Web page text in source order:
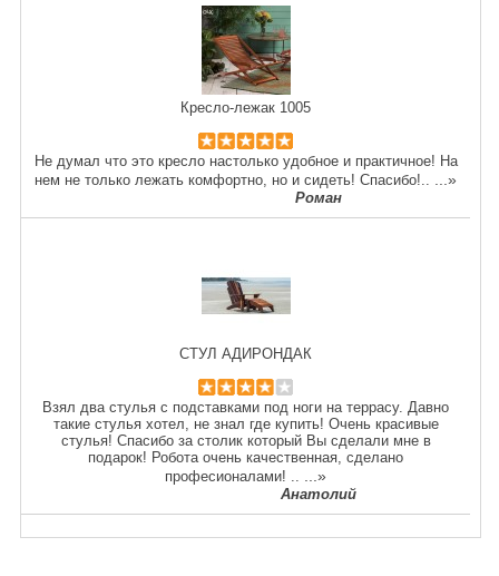
Кресло-лежак 1005
Не думал что это кресло настолько удобное и практичное! На
нем не только лежать комфортно, но и сидеть! Спасибо!.. ...»
Роман
СТУЛ АДИРОНДАК
Взял два стулья с подставками под ноги на террасу. Давно
такие стулья хотел, не знал где купить! Очень красивые
стулья! Спасибо за столик который Вы сделали мне в
подарок! Робота очень качественная, сделано
професионалами! .. ...»
Анатолий